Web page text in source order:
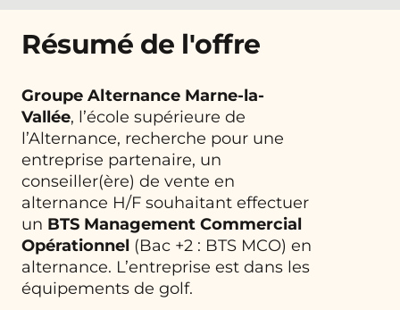
Résumé de l'offre
Groupe Alternance Marne-la-
Vallée, l’école supérieure de
l’Alternance, recherche pour une
entreprise partenaire, un
conseiller(ère) de vente en
alternance H/F souhaitant effectuer
un BTS Management Commercial
Opérationnel (Bac +2 : BTS MCO) en
alternance. L’entreprise est dans les
équipements de golf.